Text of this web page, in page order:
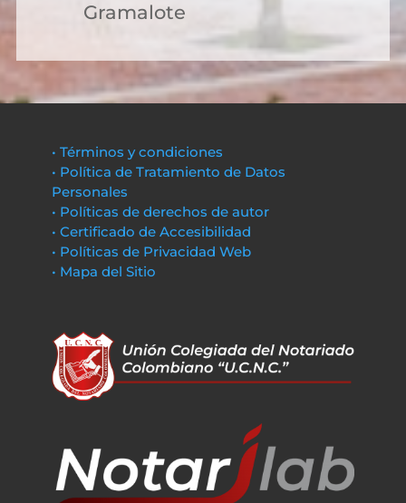
Gramalote
• Términos y condiciones
• Política de Tratamiento de Datos
Personales
• Políticas de derechos de autor
• Certificado de Accesibilidad
• Políticas de Privacidad Web
• Mapa del Sitio